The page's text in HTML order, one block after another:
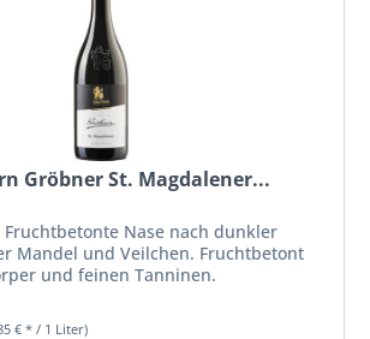
Gröbner St. Magdalener...
Fruchtbetonte Nase nach dunkler
Mandel und Veilchen. Fruchtbetont
und feinen Tanninen.
€ * / 1 Liter)